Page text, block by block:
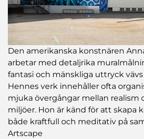
Den amerikanska konstnären
arbetar med detaljrika
fantasi och mänskliga uttryck
Hennes verk innehåller ofta
mjuka övergångar mellan realism
miljöer. Hon är känd för att skapa
både kraftfull och meditativ på
Artscape